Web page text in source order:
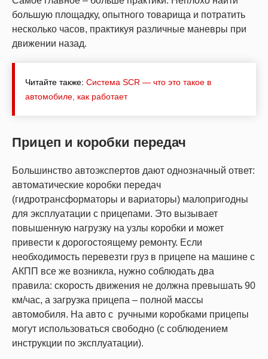
большую площадку, опытного товарища и потратить
несколько часов, практикуя различные маневры при
движении назад.
Читайте также: Система SCR — что это такое в
автомобиле, как работает
Прицеп и коробки передач
Большинство автоэкспертов дают однозначный ответ:
автоматические коробки передач
(гидротрансформаторы и вариаторы) малопригодны
для эксплуатации с прицепами. Это вызывает
повышенную нагрузку на узлы коробки и может
привести к дорогостоящему ремонту. Если
необходимость перевезти груз в прицепе на машине с
АКПП все же возникла, нужно соблюдать два
правила: скорость движения не должна превышать 90
км/час, а загрузка прицепа – полной массы
автомобиля. На авто с ручными коробками прицепы
могут использоваться свободно (с соблюдением
инструкции по эксплуатации).